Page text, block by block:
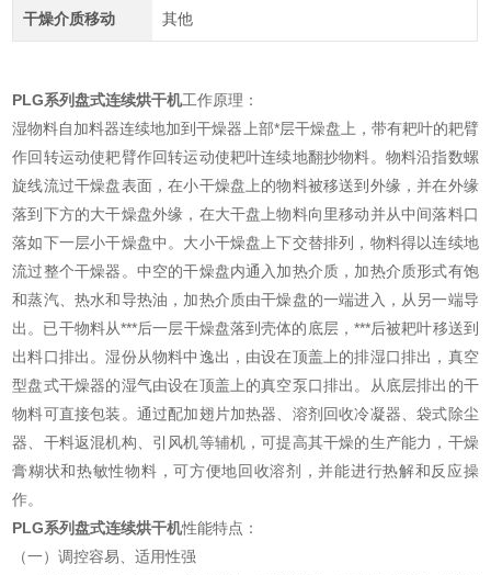
干燥介质移动 其他
PLG系列盘式连续烘干机工作原理：
湿物料自加料器连续地加到干燥器上部*层干燥盘上，带有耙叶的耙臂
作回转运动使耙臂作回转运动使耙叶连续地翻抄物料。物料沿指数螺
旋线流过干燥盘表面，在小干燥盘上的物料被移送到外缘，并在外缘
落到下方的大干燥盘外缘，在大干盘上物料向里移动并从中间落料口
落如下一层小干燥盘中。大小干燥盘上下交替排列，物料得以连续地
流过整个干燥器。中空的干燥盘内通入加热介质，加热介质形式有饱
和蒸汽、热水和导热油，加热介质由干燥盘的一端进入，从另一端导
出。已干物料从***后一层干燥盘落到壳体的底层，***后被耙叶移送到
出料口排出。湿份从物料中逸出，由设在顶盖上的排湿口排出，真空
型盘式干燥器的湿气由设在顶盖上的真空泵口排出。从底层排出的干
物料可直接包装。通过配加翅片加热器、溶剂回收冷凝器、袋式除尘
器、干料返混机构、引风机等辅机，可提高其干燥的生产能力，干燥
膏糊状和热敏性物料，可方便地回收溶剂，并能进行热解和反应操
作。
PLG系列盘式连续烘干机性能特点：
（一）调控容易、适用性强